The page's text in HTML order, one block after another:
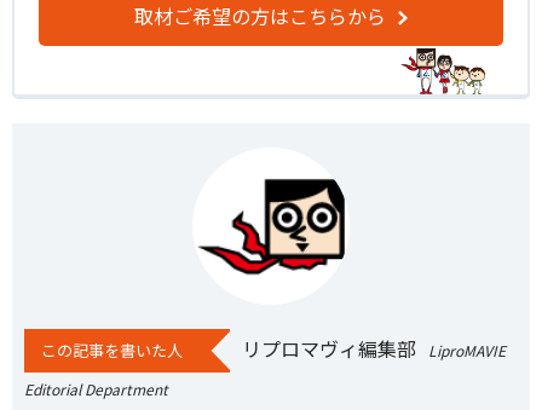
取材ご希望の方はこちらから
この記事を書いた人 リプロマヴィ編集部
LiproMAVIE
Editorial Department